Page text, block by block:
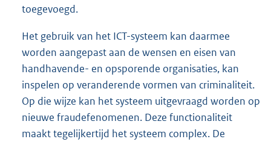
toegevoegd.
Het gebruik van het ICT-systeem kan daarmee
worden aangepast aan de wensen en eisen van
handhavende- en opsporende organisaties, kan
inspelen op veranderende vormen van criminaliteit.
Op die wijze kan het systeem uitgevraagd worden op
nieuwe fraudefenomenen. Deze functionaliteit
maakt tegelijkertijd het systeem complex. De